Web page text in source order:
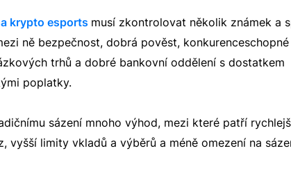
krypto esports musí zkontrolovat několik známek a
ně bezpečnost, dobrá pověst, konkurenceschopné
trhů a dobré bankovní oddělení s dostatkem
poplatky.
sázení mnoho výhod, mezi které patří
vyšší limity vkladů a výběrů a méně omezení na